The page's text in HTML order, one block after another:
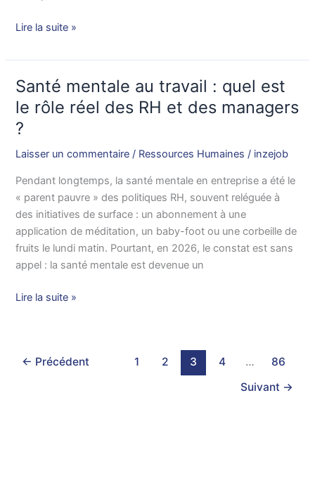
Lire la suite »
Santé mentale au travail : quel est
le rôle réel des RH et des managers
?
Laisser un commentaire / Ressources Humaines / inzejob
Pendant longtemps, la santé mentale en entreprise a été le
« parent pauvre » des politiques RH, souvent reléguée à
des initiatives de surface : un abonnement à une
application de méditation, un baby-foot ou une corbeille de
fruits le lundi matin. Pourtant, en 2026, le constat est sans
appel : la santé mentale est devenue un
Santé
mentale
au
travail
:
est
le
rôle
réel
des
RH
des
Lire la suite »
← Précédent 1 2 3 4 …
86
Suivant →